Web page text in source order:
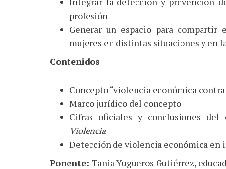
profesión
Generar un espacio para compartir
mujeres en distintas situaciones y en
Contenidos
Concepto “violencia económica
Marco jurídico del concepto
Cifras oficiales y conclusiones del
Violencia
Detección de violencia económica en
Ponente: Tania Yugueros Gutiérrez,